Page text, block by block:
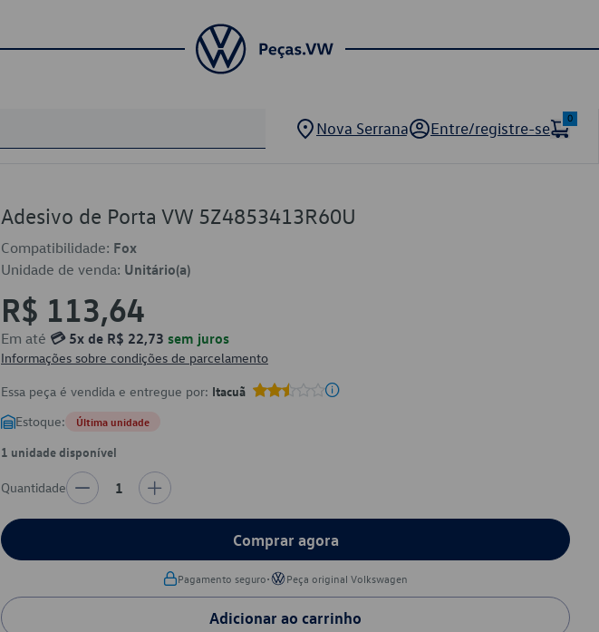
Nova Serrana Entre/registre-se
0
Adesivo de Porta VW 5Z4853413R60U
Compatibilidade: Fox
Unidade de venda: Unitário(a)
R$ 113,64
Em até 💳 5x de R$ 22,73 sem juros
Informações sobre condições de parcelamento
Essa peça é vendida e entregue por: Itacuã
Estoque: Última unidade
1 unidade disponível
Quantidade 1
Comprar agora
Pagamento seguro• Peça original Volkswagen
Adicionar ao carrinho